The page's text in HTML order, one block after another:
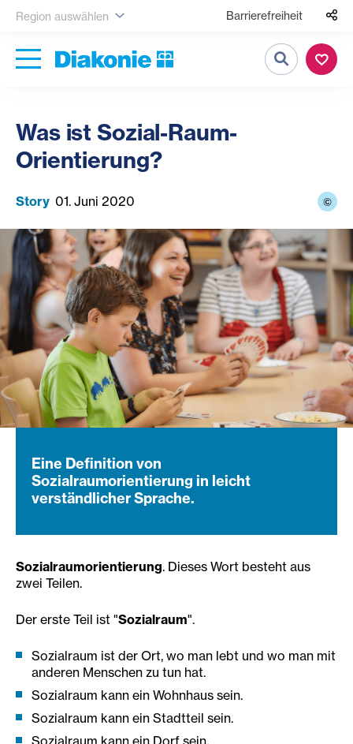
Region auswählen Barrierefreiheit
Suche
Was ist Sozial-Raum-
Orientierung?
Story 01. Juni 2020 ©
Eine Definition von
Sozialraumorientierung in leicht
verständlicher Sprache.
Sozialraumorientierung. Dieses Wort besteht aus
zwei Teilen.
Der erste Teil ist "Sozialraum".
Sozialraum ist der Ort, wo man lebt und wo man mit
anderen Menschen zu tun hat.
Sozialraum kann ein Wohnhaus sein.
Sozialraum kann ein Stadtteil sein.